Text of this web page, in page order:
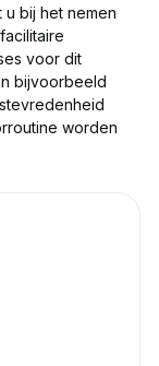
bij het nemen
voor dit
bijvoorbeeld
worden